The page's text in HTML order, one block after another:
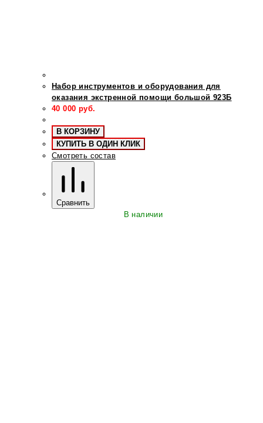
Набор инструментов и оборудования для
оказания экстренной помощи большой 923Б
40 000 руб.
В КОРЗИНУ
КУПИТЬ В ОДИН КЛИК
Смотреть состав
Сравнить
В наличии